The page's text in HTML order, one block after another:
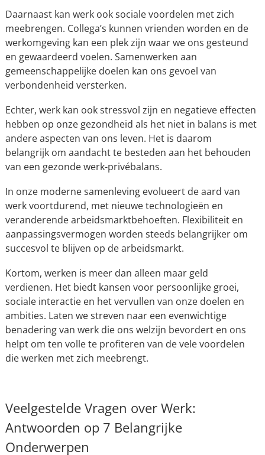
Daarnaast kan werk ook sociale voordelen met zich
meebrengen. Collega’s kunnen vrienden worden en de
werkomgeving kan een plek zijn waar we ons gesteund
en gewaardeerd voelen. Samenwerken aan
gemeenschappelijke doelen kan ons gevoel van
verbondenheid versterken.
Echter, werk kan ook stressvol zijn en negatieve effecten
hebben op onze gezondheid als het niet in balans is met
andere aspecten van ons leven. Het is daarom
belangrijk om aandacht te besteden aan het behouden
van een gezonde werk-privébalans.
In onze moderne samenleving evolueert de aard van
werk voortdurend, met nieuwe technologieën en
veranderende arbeidsmarktbehoeften. Flexibiliteit en
aanpassingsvermogen worden steeds belangrijker om
succesvol te blijven op de arbeidsmarkt.
Kortom, werken is meer dan alleen maar geld
verdienen. Het biedt kansen voor persoonlijke groei,
sociale interactie en het vervullen van onze doelen en
ambities. Laten we streven naar een evenwichtige
benadering van werk die ons welzijn bevordert en ons
helpt om ten volle te profiteren van de vele voordelen
die werken met zich meebrengt.
Veelgestelde Vragen over Werk:
Antwoorden op 7 Belangrijke
Onderwerpen